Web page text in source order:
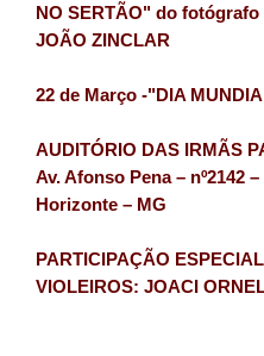
NO SERTÃO" do fotógrafo
JOÃO ZINCLAR
22 de Março -"DIA
AUDITÓRIO DAS IRMÃS
Av. Afonso Pena – nº2142
Horizonte – MG
PARTICIPAÇÃO
VIOLEIROS: JOACI